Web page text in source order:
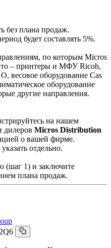
без плана продаж.
будет составлять 5%.
по которым Micros
– принтеры и МФУ Ricoh,
весовое оборудование Cas
оборудование
другие направления.
на нашем
дилеров Micros Distribution
о вашей фирме.
отдельно.
(шаг 1) и заключите
плана продаж.